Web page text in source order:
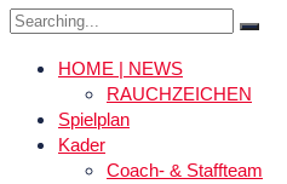
Search
HOME | NEWS
RAUCHZEICHEN
Spielplan
Kader
Coach- & Staffteam